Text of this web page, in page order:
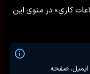
کاری» در منوی این
ایمیل، صفحه